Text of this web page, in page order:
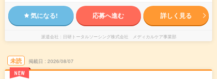
気になる! 応募へ進む 詳しく見る
派遣会社 日研トータルソーシング株式会社 メディカルケア事業部
未読
NEW
掲載日 2026/08/07